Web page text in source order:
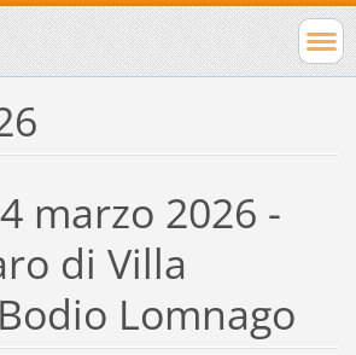
marzo 2026 -
di Villa
Lomnago